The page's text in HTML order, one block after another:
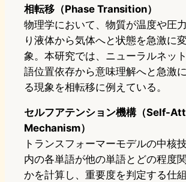
相転移（Phase Transition）
物理学において、物質が温度や圧
り液体から気体へと状態を急激に
象。本研究では、ニューラルネッ
語位置依存から意味理解へと急激
る現象を相転移に例えている。
セルフアテンション機構（Self-
Mechanism）
トランスフォーマーモデルの中核
内の各単語が他の単語とどの程度
かを計算し、重要度を判定する仕